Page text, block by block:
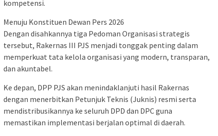
kompetensi.
Menuju Konstituen Dewan Pers 2026
Dengan disahkannya tiga Pedoman Organisasi strategis
tersebut, Rakernas III PJS menjadi tonggak penting dalam
memperkuat tata kelola organisasi yang modern, transparan,
dan akuntabel.
Ke depan, DPP PJS akan menindaklanjuti hasil Rakernas
dengan menerbitkan Petunjuk Teknis (Juknis) resmi serta
mendistribusikannya ke seluruh DPD dan DPC guna
memastikan implementasi berjalan optimal di daerah.